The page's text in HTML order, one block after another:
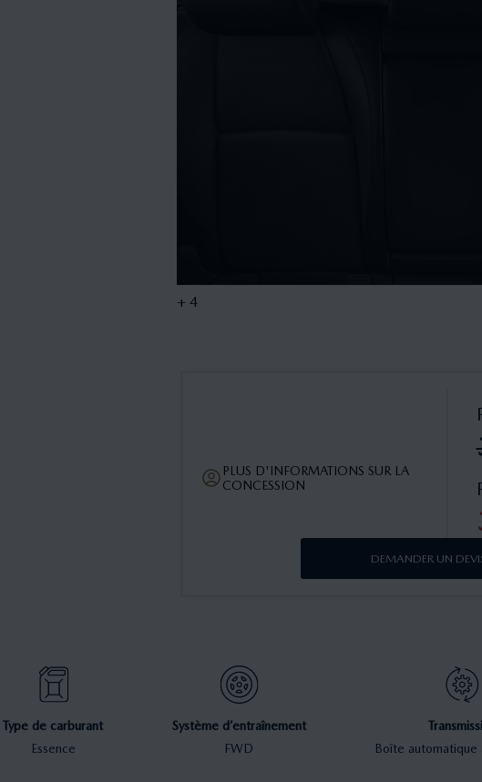
+ 4
PLUS D'INFORMATIONS SUR LA
CONCESSION
DEMANDER UN
Type de carburant
Essence
Système d’entraînement
FWD
Boîte automatique